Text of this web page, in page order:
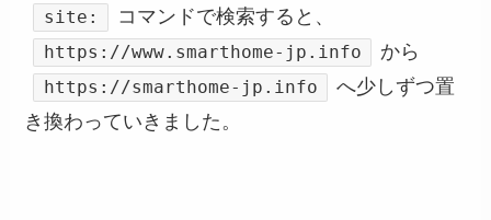
site: コマンドで検索すると、
https://www.smarthome-jp.info から
https://smarthome-jp.info
へ少しずつ置
き換わっていきました。